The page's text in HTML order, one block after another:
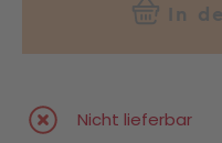
In
Nicht lieferbar